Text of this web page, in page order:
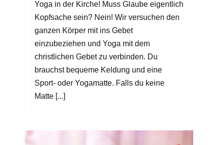
Yoga in der Kirche! Muss Glaube eigentlich
Kopfsache sein? Nein! Wir versuchen den
ganzen Körper mit ins Gebet
einzubeziehen und Yoga mit dem
christlichen Gebet zu verbinden. Du
brauchst bequeme Keldung und eine
Sport- oder Yogamatte. Falls du keine
Matte [...]